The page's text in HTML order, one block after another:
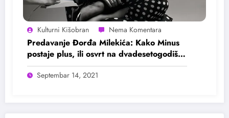
Kulturni Kišobran
Predavanje Đorđa Milekića: Kako Minus
postaje plus, ili osvrt na dvadesetogodišnji
opus Stanislava Sharpa
Septembar 14, 2021